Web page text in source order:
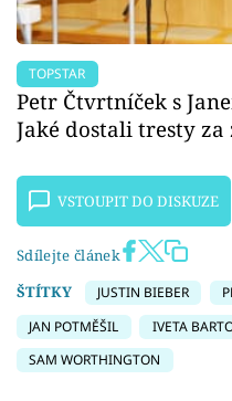
TOPSTAR
Petr Čtvrtníček s
Jaké dostali tresty
VSTOUPIT DO DISKUZE
Sdílejte článek
ŠTÍTKY
JUSTIN BIEBER
JAN POTMĚŠIL
IVETA
SAM WORTHINGTON